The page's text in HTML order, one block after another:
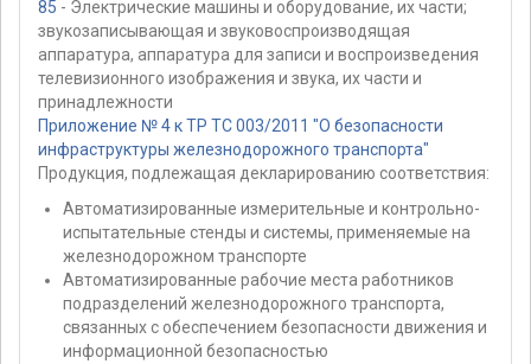
85 - Электрические машины и оборудование, их части;
звукозаписывающая и звуковоспроизводящая
аппаратура, аппаратура для записи и воспроизведения
телевизионного изображения и звука, их части и
принадлежности
Приложение № 4 к ТР ТС 003/2011 "О безопасности
инфраструктуры железнодорожного транспорта"
Продукция, подлежащая декларированию соответствия:
Автоматизированные измерительные и контрольно-
испытательные стенды и системы, применяемые на
железнодорожном транспорте
Автоматизированные рабочие места работников
подразделений железнодорожного транспорта,
связанных с обеспечением безопасности движения и
информационной безопасностью